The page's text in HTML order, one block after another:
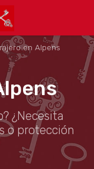
en Alpens
¿Necesita
o protección